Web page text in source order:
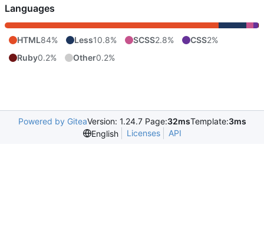
Languages
HTML84% Less10.8% SCSS2.8% CSS2%
Ruby0.2% Other0.2%
Powered by GiteaVersion: 1.24.7 Page:32msTemplate:3ms
English
Licenses API